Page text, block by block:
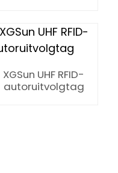
XGSun UHF RFID-
autoruitvolgtag